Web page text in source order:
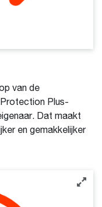
van de
Plus-
Dat maakt
en gemakkelijker